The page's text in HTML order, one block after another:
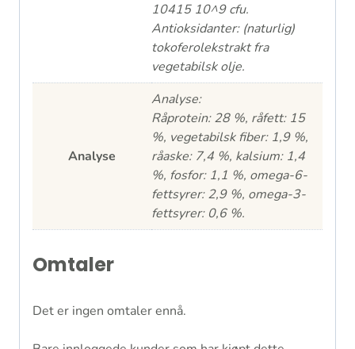
10415 10^9 cfu.
Antioksidanter: (naturlig)
tokoferolekstrakt fra
vegetabilsk olje.
Analyse
Analyse:
Råprotein: 28 %, råfett: 15
%, vegetabilsk fiber: 1,9 %,
råaske: 7,4 %, kalsium: 1,4
%, fosfor: 1,1 %, omega-6-
fettsyrer: 2,9 %, omega-3-
fettsyrer: 0,6 %.
Omtaler
Det er ingen omtaler ennå.